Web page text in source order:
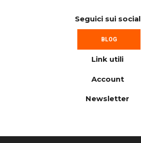
Seguici sui social
BLOG
Link utili
Account
Newsletter